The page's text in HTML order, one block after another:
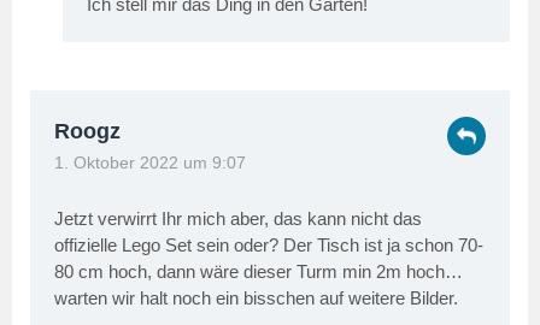
Roogz
1. Oktober 2022 um 9:07
Jetzt verwirrt Ihr mich aber, das kann nicht das
offizielle Lego Set sein oder? Der Tisch ist ja schon 70-
80 cm hoch, dann wäre dieser Turm min 2m hoch…
warten wir halt noch ein bisschen auf weitere Bilder.